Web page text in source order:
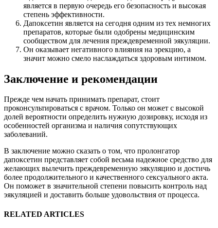
является в первую очередь его безопасность и высокая
степень эффективности.
Дапоксетин является на сегодня одним из тех немногих
препаратов, которые были одобрены медицинским
сообществом для лечения преждевременной эякуляции.
Он оказывает негативного влияния на эрекцию, а
значит можно смело наслаждаться здоровым интимом.
Заключение и рекомендации
Прежде чем начать принимать препарат, стоит
проконсультироваться с врачом. Только он может с высокой
долей вероятности определить нужную дозировку, исходя из
особенностей организма и наличия сопутствующих
заболеваний.
В заключение можно сказать о том, что пролонгатор
дапоксетин представляет собой весьма надежное средство для
желающих вылечить преждевременную эякуляцию и достичь
более продолжительного и качественного сексуального акта.
Он поможет в значительной степени повысить контроль над
эякуляцией и доставить больше удовольствия от процесса.
RELATED ARTICLES